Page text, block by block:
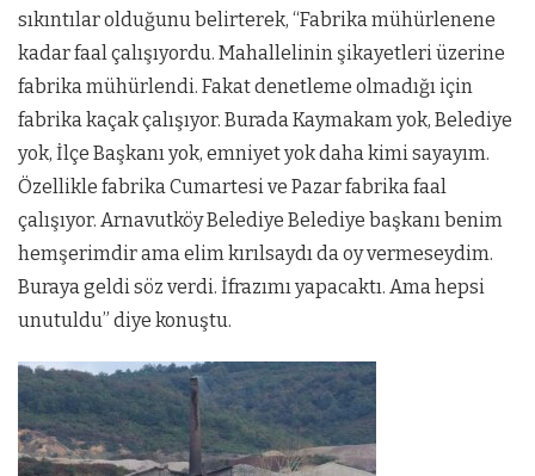
sıkıntılar olduğunu belirterek, “Fabrika mühürlenene
kadar faal çalışıyordu. Mahallelinin şikayetleri üzerine
fabrika mühürlendi. Fakat denetleme olmadığı için
fabrika kaçak çalışıyor. Burada Kaymakam yok, Belediye
yok, İlçe Başkanı yok, emniyet yok daha kimi sayayım.
Özellikle fabrika Cumartesi ve Pazar fabrika faal
çalışıyor. Arnavutköy Belediye Belediye başkanı benim
hemşerimdir ama elim kırılsaydı da oy vermeseydim.
Buraya geldi söz verdi. İfrazımı yapacaktı. Ama hepsi
unutuldu” diye konuştu.